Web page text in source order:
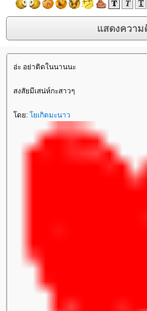
อ่ะ อย่าติดในนานนะ
สงสัยมีเสน่ห์กะสาวๆ
ดย: เกิตมะนาว